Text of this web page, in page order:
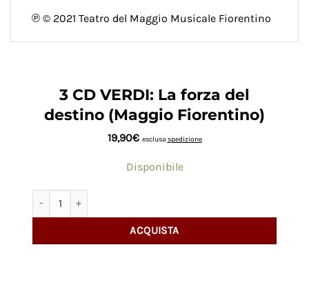
℗ © 2021 Teatro del Maggio Musicale Fiorentino
3 CD VERDI: La forza del
destino (Maggio Fiorentino)
19,90€ esclusa spedizione
Disponibile
ACQUISTA